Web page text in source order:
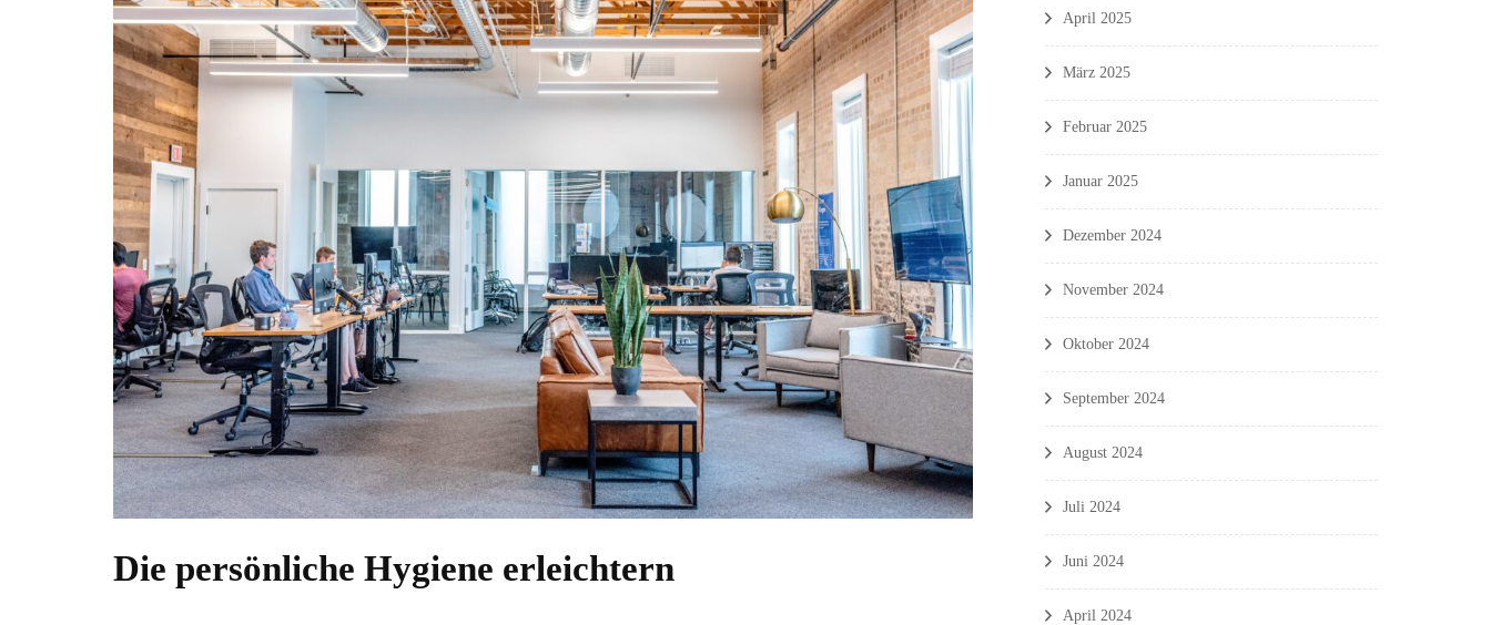
Die persönliche Hygiene erleichtern
April 2025
März 2025
Februar 2025
Januar 2025
Dezember 2024
November 2024
Oktober 2024
September 2024
August 2024
Juli 2024
Juni 2024
April 2024